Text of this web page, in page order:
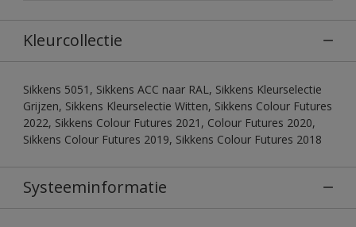
Kleurcollectie
Sikkens 5051, Sikkens ACC naar RAL, Sikkens Kleurselectie
Grijzen, Sikkens Kleurselectie Witten, Sikkens Colour Futures
2022, Sikkens Colour Futures 2021, Colour Futures 2020,
Sikkens Colour Futures 2019, Sikkens Colour Futures 2018
Systeeminformatie